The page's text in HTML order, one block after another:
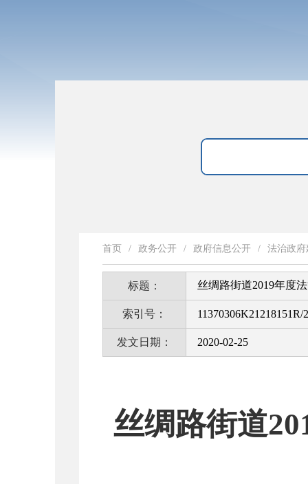
首页 / 政务公开 / 政府信息公开 / 法治政
标题： 丝绸路街道2019年度
索引号： 11370306K21218151R/
发文日期： 2020-02-25
丝绸路街道